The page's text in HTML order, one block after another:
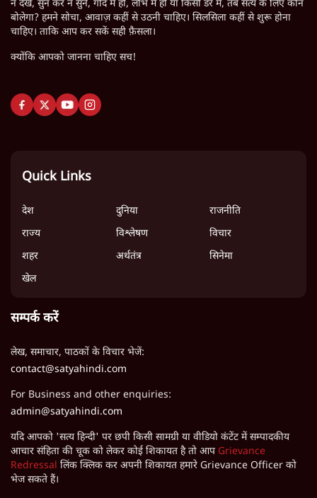
सत्य हिन्दी कुछ पत्रकारों की अपनी कोशिश है। जब मुख्यधारा का मीडिया देख कर
न देखे, सुन कर न सुने, गोद में हो, लोभ में हो या किसी डर में, तब सत्य के लिए कौन
क्योंकि आपको जानना चाहिए सच!
Quick Links
देश दुनिया
राजनीति
राज्य
सम्पर्क करें
लेख, समाचार, पाठकों के विचार भेजें:
contact@satyahindi.com
For Business and other enquiries:
admin@satyahindi.com
यदि आपको 'सत्य हिन्दी' पर छपी किसी सामग्री या वीडियो कंटेंट में सम्पादकीय